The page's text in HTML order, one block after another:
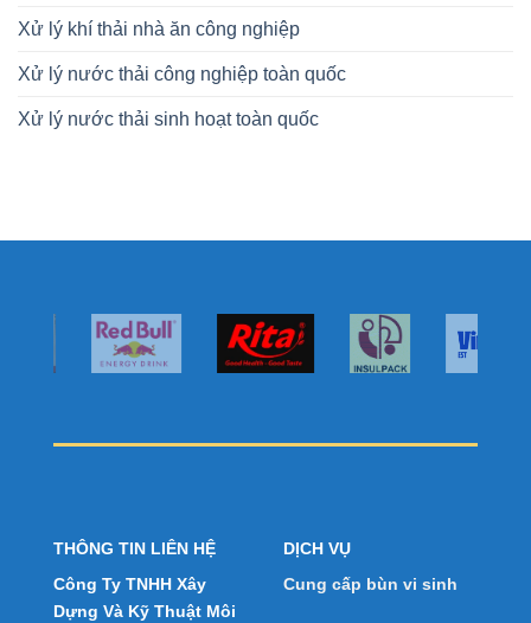
Xử lý khí thải nhà ăn công nghiệp
Xử lý nước thải công nghiệp toàn quốc
Xử lý nước thải sinh hoạt toàn quốc
THÔNG TIN LIÊN HỆ
Công Ty TNHH Xây
Dựng Và Kỹ Thuật Môi
DỊCH VỤ
Cung cấp bùn vi sinh